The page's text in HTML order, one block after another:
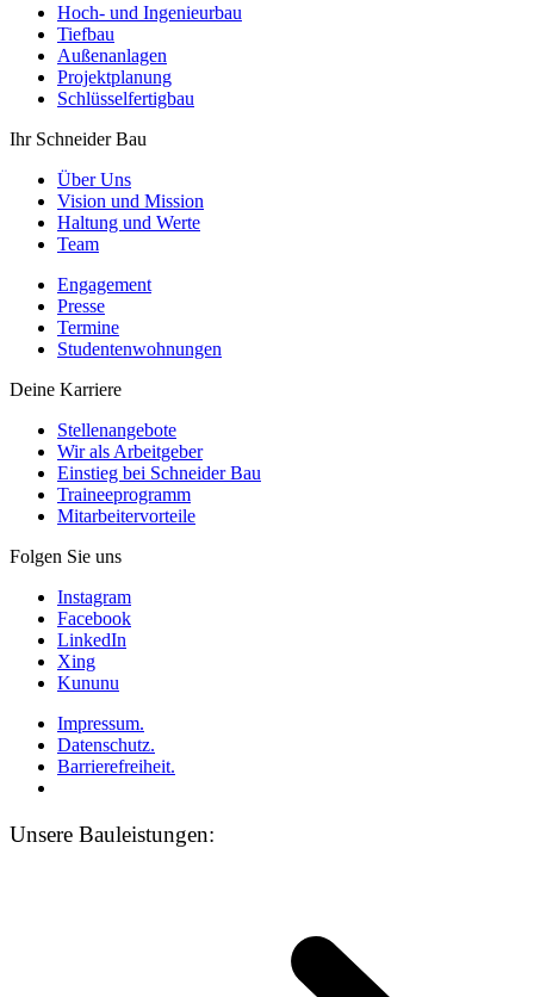
Hoch- und Ingenieurbau
Tiefbau
Außenanlagen
Projektplanung
Schlüsselfertigbau
Ihr Schneider Bau
Über Uns
Vision und Mission
Haltung und Werte
Team
Engagement
Presse
Termine
Studentenwohnungen
Deine Karriere
Stellenangebote
Wir als Arbeitgeber
Einstieg bei Schneider Bau
Traineeprogramm
Mitarbeitervorteile
Folgen Sie uns
Instagram
Facebook
LinkedIn
Xing
Kununu
Impressum.
Datenschutz.
Barrierefreiheit.
Unsere Bauleistungen: